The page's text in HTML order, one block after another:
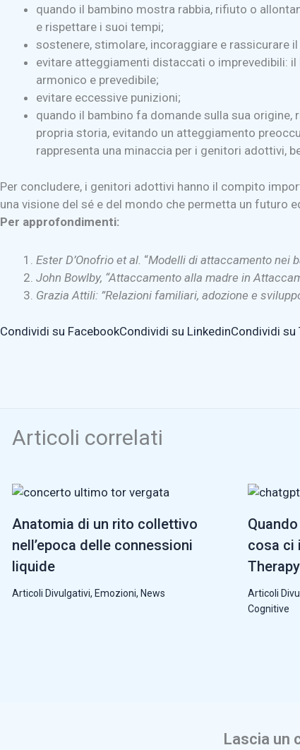
quando il bambino mostra rabbia, rifiuto o
e rispettare i suoi tempi;
sostenere, stimolare, incoraggiare e rassicurare
evitare atteggiamenti distaccati o imprevedibili:
armonico e prevedibile;
evitare eccessive punizioni;
quando il bambino fa domande sulla sua
propria storia, evitando un atteggiamento
rappresenta una minaccia per i genitori adottivi,
Per concludere, i genitori adottivi hanno il compito
una visione del sé e del mondo che permetta un futuro
Per approfondimenti:
Ester D’Onofrio et al. “Modelli di attaccamento nei
John Bowlby, “Attaccamento alla madre in
Grazia Attili: ”Relazioni familiari, adozione e
Condividi su FacebookCondividi su LinkedinCondividi
Articoli correlati
Anatomia di un rito collettivo
nell’epoca delle connessioni
liquide
Articoli Divulgativi, Emozioni, News
cosa ci
Articoli
Cognitive
Lascia un